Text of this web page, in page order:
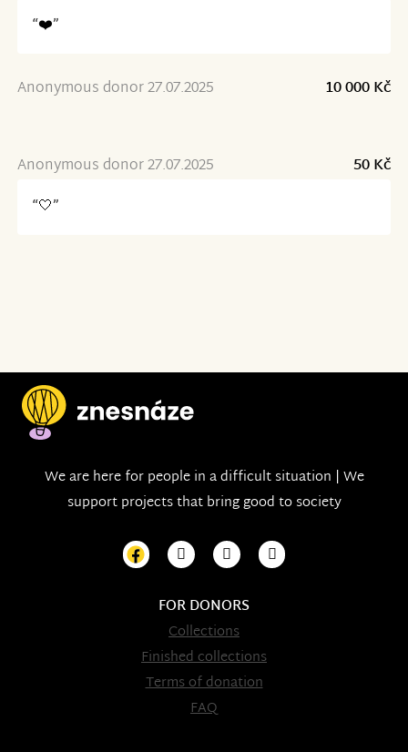
“❤️”
Anonymous donor 27.07.2025 10 000 Kč
Anonymous donor 27.07.2025
50 Kč
“🤍”
We are here for people in a difficult situation | We
support projects that bring good to society
FOR DONORS
Collections
Finished collections
Terms of donation
FAQ